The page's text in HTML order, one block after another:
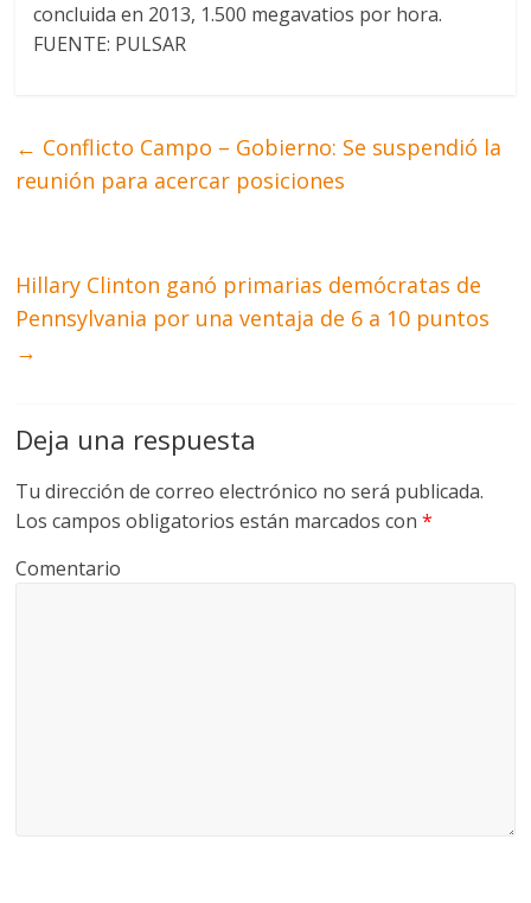
concluida en 2013, 1.500 megavatios por hora.
FUENTE: PULSAR
← Conflicto Campo – Gobierno: Se suspendió la
reunión para acercar posiciones
Hillary Clinton ganó primarias demócratas de
Pennsylvania por una ventaja de 6 a 10 puntos
→
Deja una respuesta
Tu dirección de correo electrónico no será publicada.
Los campos obligatorios están marcados con*
Comentario